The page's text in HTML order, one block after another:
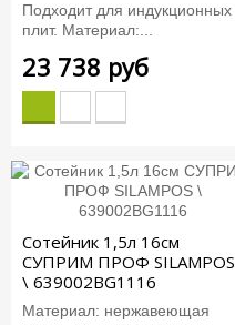
Подходит для индукционных
плит. Материал:...
23 738 руб
Сотейник 1,5л 16см
СУПРИМ ПРОФ SILAMPOS
\ 639002BG1116
Материал: нержавеющая